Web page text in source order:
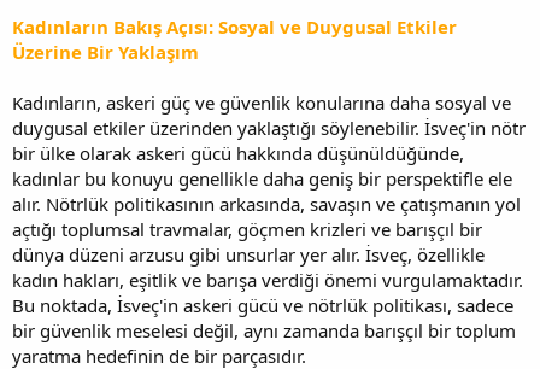
Kadınların Bakış Açısı: Sosyal ve Duygusal Etkiler
Üzerine Bir Yaklaşım
Kadınların, askeri güç ve güvenlik konularına daha sosyal ve
duygusal etkiler üzerinden yaklaştığı söylenebilir. İsveç'in nötr
bir ülke olarak askeri gücü hakkında düşünüldüğünde,
kadınlar bu konuyu genellikle daha geniş bir perspektifle ele
alır. Nötrlük politikasının arkasında, savaşın ve çatışmanın yol
açtığı toplumsal travmalar, göçmen krizleri ve barışçıl bir
dünya düzeni arzusu gibi unsurlar yer alır. İsveç, özellikle
kadın hakları, eşitlik ve barışa verdiği önemi vurgulamaktadır.
Bu noktada, İsveç'in askeri gücü ve nötrlük politikası, sadece
bir güvenlik meselesi değil, aynı zamanda barışçıl bir toplum
yaratma hedefinin de bir parçasıdır.